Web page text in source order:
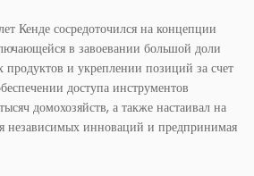
Кенде сосредоточился на концепции
в завоевании большой доли
продуктов и укреплении позиций за счет
доступа инструментов
домохозяйств, а также настаивал на
независимых инноваций и предпринимая